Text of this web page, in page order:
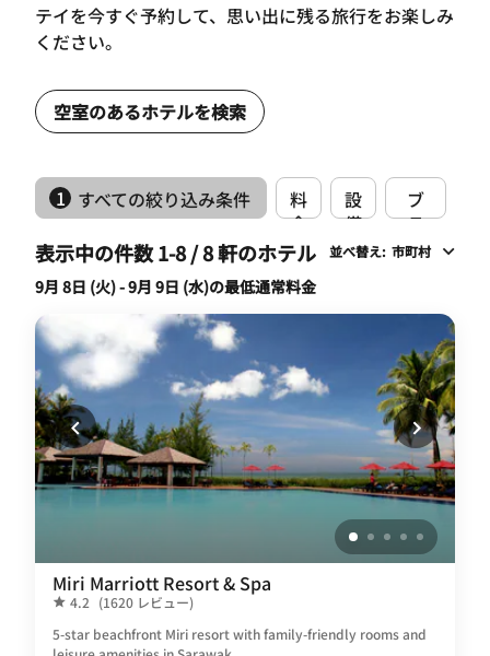
テイを今すぐ予約して、思い出に残る旅行をお楽しみ
ください。
空室のあるホテルを検索
1 すべての絞り込み条件
料
金
設
備
ブ
ラ
ン
表示中の件数 1-8 / 8 軒のホテル 並べ替え: 市町村
9月 8日 (火) - 9月 9日 (水)の最低通常料金
Miri Marriott Resort & Spa
4.2 (1620 レビュー)
5-star beachfront Miri resort with family-friendly rooms and